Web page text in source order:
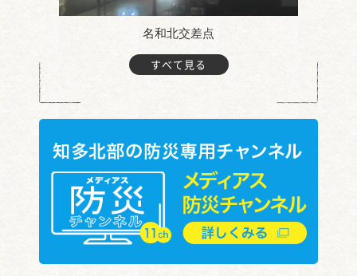
名和北交差点
すべて見る